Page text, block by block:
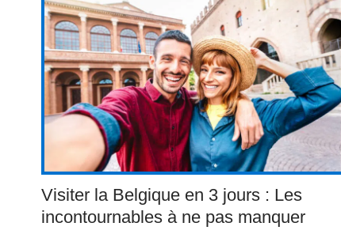
Visiter la Belgique en 3 jours : Les
incontournables à ne pas manquer